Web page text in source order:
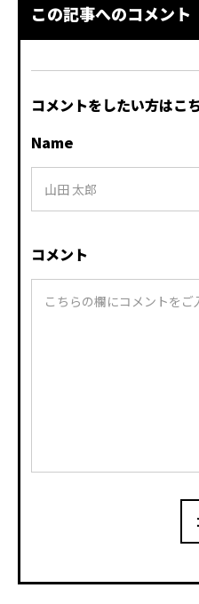
この記事へのコメント
コメントをしたい方はこ
コメント
Name